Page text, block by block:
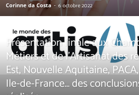
Corinne da Costa - 6 octobre 2022
Présentation finale aux
Métiers et de l’Artisanat des
Est, Nouvelle Aquitaine,
Ile-de-France… des